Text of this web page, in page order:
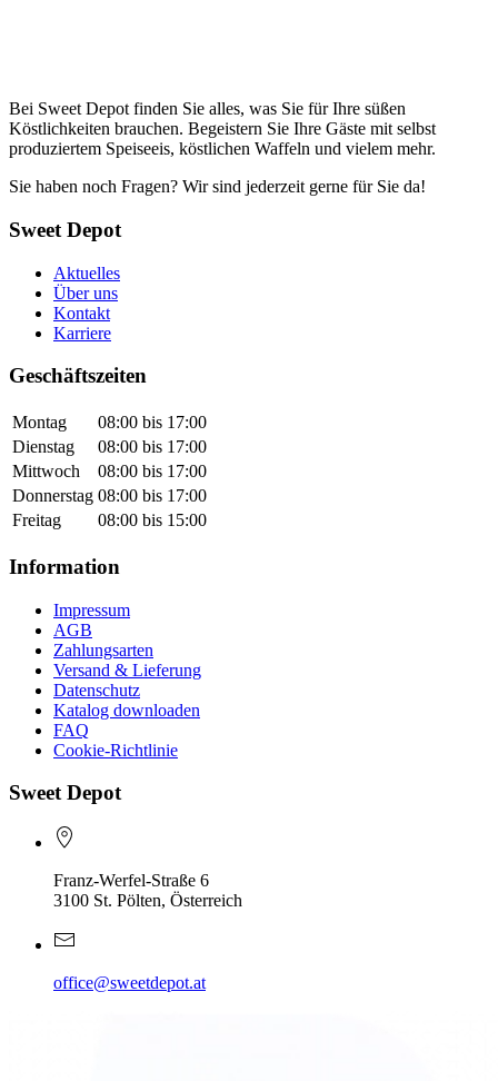
Bei Sweet Depot finden Sie alles, was Sie für Ihre süßen
Köstlichkeiten brauchen. Begeistern Sie Ihre Gäste mit selbst
produziertem Speiseeis, köstlichen Waffeln und vielem mehr.
Sie haben noch Fragen? Wir sind jederzeit gerne für Sie da!
Sweet Depot
Aktuelles
Über uns
Kontakt
Karriere
Geschäftszeiten
Montag
08:00 bis 17:00
Dienstag
08:00 bis 17:00
Mittwoch
08:00 bis 17:00
Donnerstag 08:00 bis 17:00
Freitag
08:00 bis 15:00
Information
Impressum
AGB
Zahlungsarten
Versand & Lieferung
Datenschutz
Katalog downloaden
FAQ
Cookie-Richtlinie
Sweet Depot
Franz-Werfel-Straße 6
3100 St. Pölten, Österreich
office@sweetdepot.at